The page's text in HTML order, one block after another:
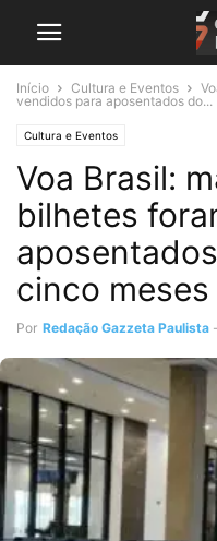
Início Cultura e Eventos
vendidos para aposentados do...
Cultura e Eventos
Voa Brasil:
bilhetes
cinco meses
Por Redação Gazzeta Paulista -